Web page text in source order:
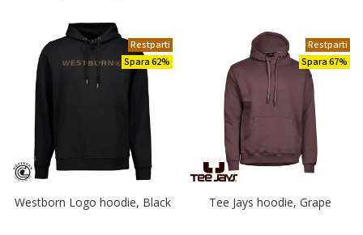
Restparti
Spara 62%
Westborn Logo hoodie, Black
Restparti
Spara 67%
Tee Jays hoodie, Grape